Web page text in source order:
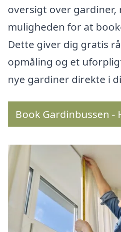
oversigt over gardiner,
muligheden for at
Dette giver dig gratis
opmåling og et
nye gardiner direkte i
Book Gardinbussen -